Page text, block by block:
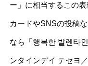
ー」に相当するこの
カードやSNSの投稿
なら「행복한 발렌타
ンタインデイ テセヨ